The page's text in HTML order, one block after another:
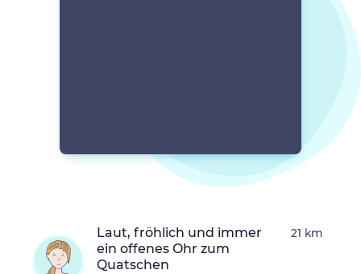
Laut, fröhlich und immer
ein offenes Ohr zum
Quatschen
21 km